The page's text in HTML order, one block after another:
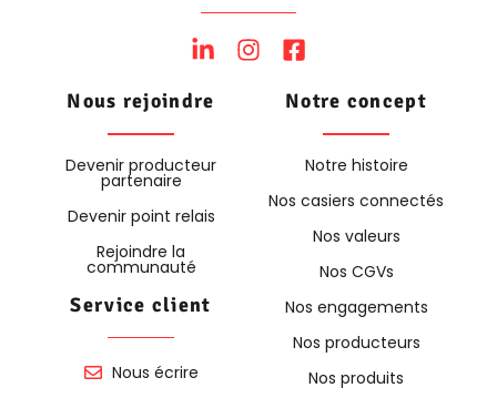
Nous rejoindre
Devenir producteur
partenaire
Devenir point relais
Rejoindre la
communauté
Service client
Nous écrire
Notre concept
Notre histoire
Nos casiers connectés
Nos valeurs
Nos CGVs
Nos engagements
Nos producteurs
Nos produits